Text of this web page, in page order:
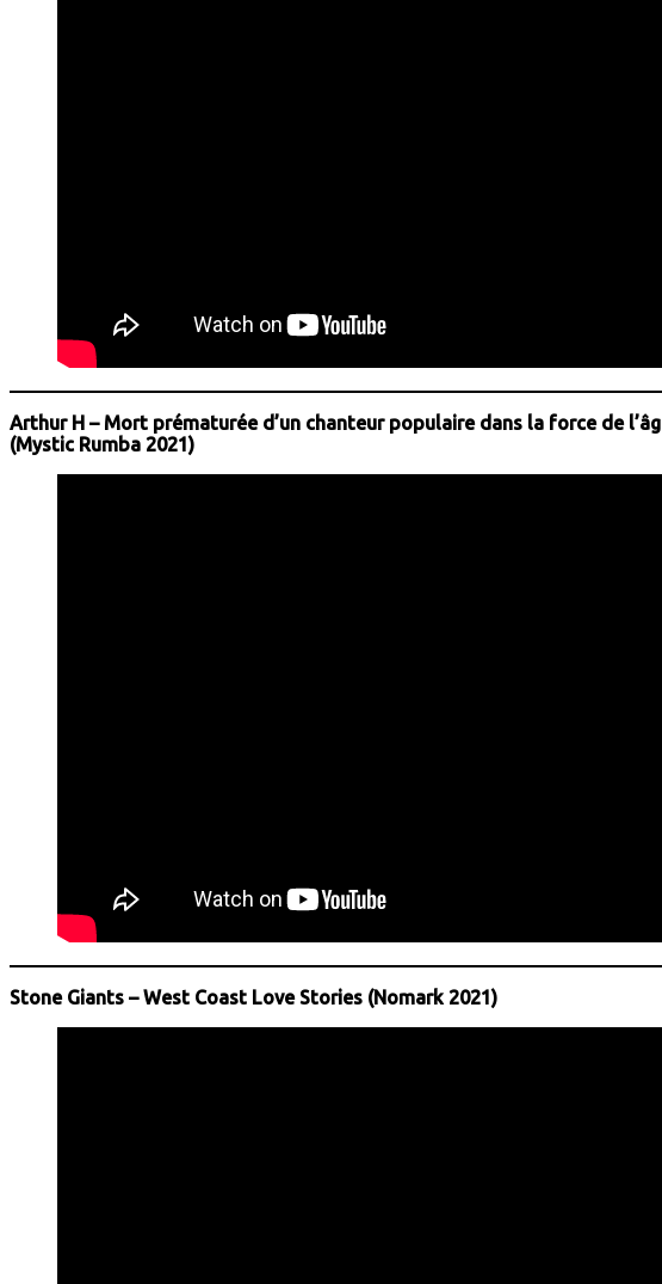
Arthur H – Mort prématurée d’un chanteur populaire dans la force de l’âg
(Mystic Rumba 2021)
Stone Giants – West Coast Love Stories (Nomark 2021)